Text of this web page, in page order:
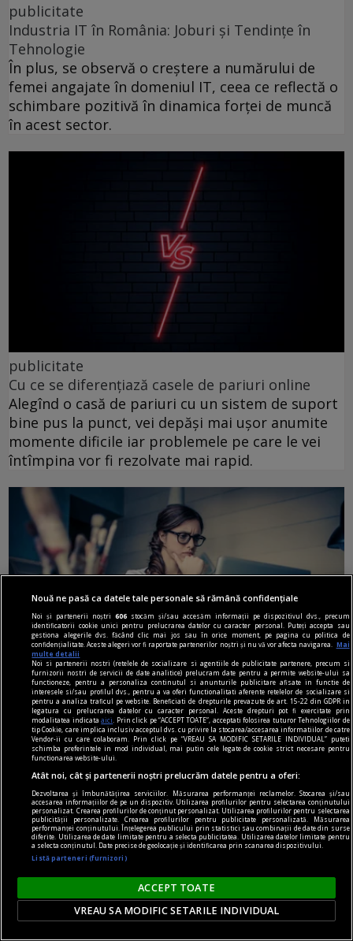
publicitate
Industria IT în România: Joburi și Tendințe în
Tehnologie
În plus, se observă o creștere a numărului de
femei angajate în domeniul IT, ceea ce reflectă o
schimbare pozitivă în dinamica forței de muncă
în acest sector.
publicitate
Cu ce se diferențiază casele de pariuri online
Alegînd o casă de pariuri cu un sistem de suport
bine pus la punct, vei depăși mai ușor anumite
momente dificile iar problemele pe care le vei
întîmpina vor fi rezolvate mai rapid.
publicitate
Stresul de sărbători. Cum să îi faci față mai ușor
Amintește-ți că cel mai potrivit cadou pentru
mama este, de cele mai multe ori, veselia și buna
dispoziție din ziua de Crăciun, cu toată familia la
masă.
Nouă ne pasă ca datele tale personale să rămână confidențiale
Noi și partenerii noștri606 stocăm și/sau accesăm informații pe dispozitivul dvs., precum
identificatorii cookie unici pentru prelucrarea datelor cu caracter personal. Puteți accepta sau
gestiona alegerile dvs. făcând clic mai jos sau în orice moment, pe pagina cu politica de
confidențialitate. Aceste alegeri vor fi raportate partenerilor noștri și nu vă vor afecta navigarea.
Mai
multe detalii
Noi si partenerii nostri (retelele de socializare si agentiile de publicitate partenere, precum si
furnizorii nostri de servicii de date analitice) prelucram date pentru a permite website-ului sa
functioneze, pentru a personaliza continutul si anunturile publicitare afisate in functie de
interesele si/sau profilul dvs., pentru a va oferi functionalitati aferente retelelor de socializare si
pentru a analiza traficul pe website. Beneficiati de drepturile prevazute de art. 15-22 din GDPR in
legatura cu prelucrarea datelor cu caracter personal. Aceste drepturi pot fi exercitate prin
modalitatea indicataaici
. Prin click pe “ACCEPT TOATE”, acceptati folosirea tuturor Tehnologiilor de
tip Cookie, care implica inclusiv acceptul dvs. cu privire la stocarea/accesarea informatiilor de catre
Vendor-ii cu care colaboram. Prin click pe “VREAU SA MODIFIC SETARILE INDIVIDUAL” puteti
schimba preferintele in mod individual, mai putin cele legate de cookie strict necesare pentru
functionarea website-ului.
Atât noi, cât și partenerii noștri prelucrăm datele pentru a oferi:
Dezvoltarea și îmbunătățirea serviciilor. Măsurarea performanței reclamelor. Stocarea și/sau
accesarea informațiilor de pe un dispozitiv. Utilizarea profilurilor pentru selectarea conținutului
personalizat. Crearea profilurilor de conținut personalizat. Utilizarea profilurilor pentru selectarea
publicității personalizate. Crearea profilurilor pentru publicitate personalizată. Măsurarea
performanței conținutului. Înțelegerea publicului prin statistici sau combinații de date din surse
diferite. Utilizarea de date limitate pentru a selecta publicitatea. Utilizarea datelor limitate pentru
a selecta conținutul. Date precise de geolocație și identificarea prin scanarea dispozitivului.
Listă parteneri (furnizori)
ACCEPT TOATE
VREAU SA MODIFIC SETARILE INDIVIDUAL